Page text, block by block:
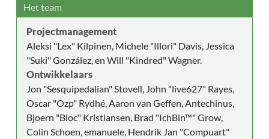
Het team
Projectmanagement
Aleksi "Lex" Kilpinen, Michele "Illori" Davis, Jessica
"Suki" González, en Will "Kindred" Wagner.
Ontwikkelaars
Jon "Sesquipedalian" Stovell, John "live627" Rayes,
Oscar "Ozp" Rydhé, Aaron van Geffen, Antechinus,
Bjoern "Bloc" Kristiansen, Brad "IchBin™" Grow,
Colin Schoen, emanuele, Hendrik Jan "Compuart"